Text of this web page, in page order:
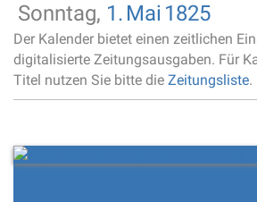
Sonntag, 1. Mai 1825
Der Kalender bietet einen zeitlichen
digitalisierte Zeitungsausgaben. Für
Titel nutzen Sie bitte die Zeitungsliste.